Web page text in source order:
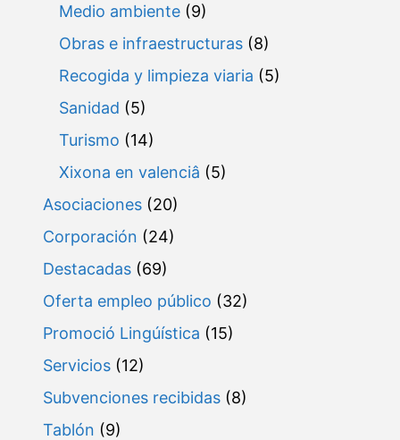
Medio ambiente (9)
Obras e infraestructuras (8)
Recogida y limpieza viaria (5)
Sanidad (5)
Turismo (14)
Xixona en valenciâ (5)
Asociaciones (20)
Corporación (24)
Destacadas (69)
Oferta empleo público (32)
Promoció Lingúística (15)
Servicios (12)
Subvenciones recibidas (8)
Tablón (9)